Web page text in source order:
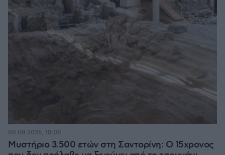
Μυστήριο 3.500 ετών στη Σαντορίνη: Ο 15χρονος
08.08.2026, 18:08